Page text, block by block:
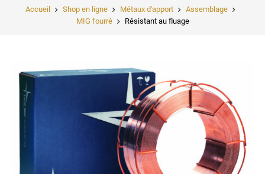
Accueil Shop en ligne Métaux d'apport
Assemblage
MIG fourré
Résistant au fluage